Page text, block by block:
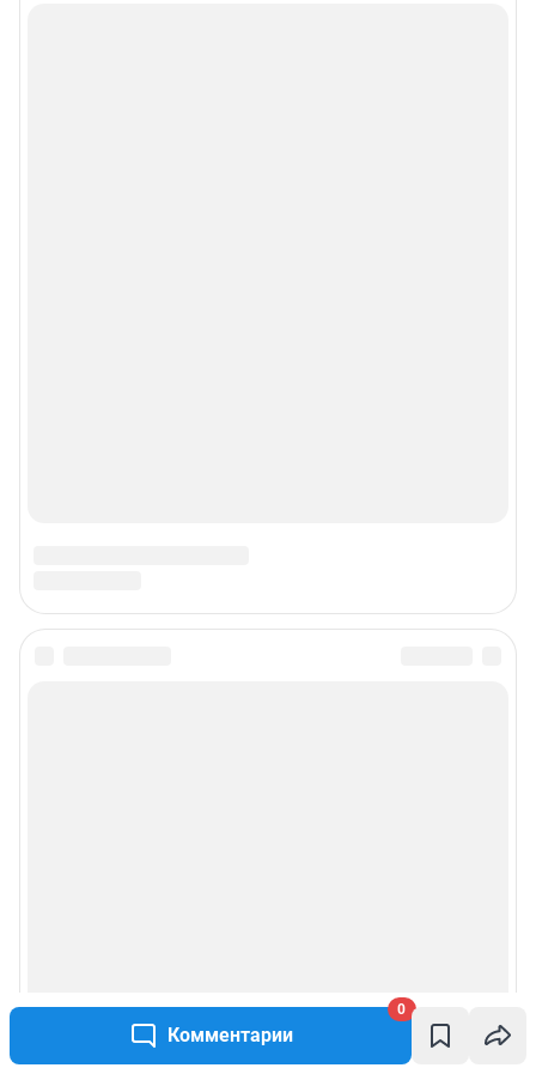
Комментарии
0